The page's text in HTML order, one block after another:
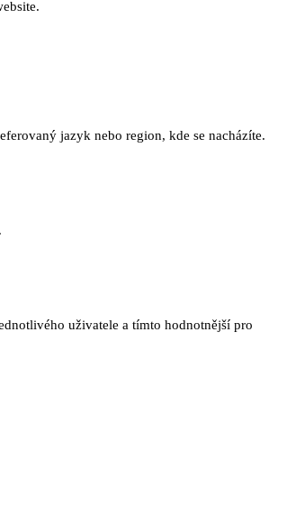
jazyk nebo region, kde se nacházíte.
uživatele a tímto hodnotnější pro